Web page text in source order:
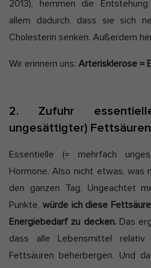
2013), hemmen die
allem dadurch, dass sie sich
Cholesterin senken. Außerdem
Wir erinnern uns: Arterisklerose =
2. Zufuhr
ungesättigter) Fettsäuren
Essentielle (= mehrfach
Hormone. Also nicht etwas, was
den ganzen Tag. Ungeachtet
Punkte, würde ich diese
Energiebedarf zu decken.Das
dass alle Lebensmittel relativ
Fettsäuren beherbergen. Und